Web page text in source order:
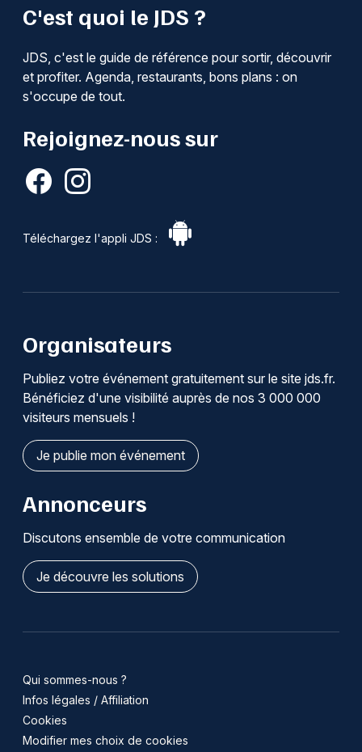
C'est quoi le JDS ?
JDS, c'est le guide de référence pour sortir, découvrir
et profiter. Agenda, restaurants, bons plans : on
s'occupe de tout.
Rejoignez-nous sur
Téléchargez l'appli JDS :
Organisateurs
Publiez votre événement gratuitement sur le site jds.fr.
Bénéficiez d'une visibilité auprès de nos 3 000 000
visiteurs mensuels !
Je publie mon événement
Annonceurs
Discutons ensemble de votre communication
Je découvre les solutions
Qui sommes-nous ?
Infos légales / Affiliation
Cookies
Modifier mes choix de cookies